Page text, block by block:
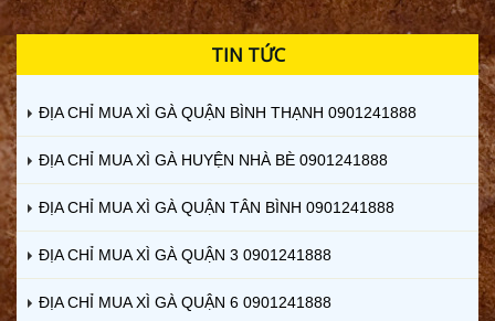
TIN TỨC
ĐỊA CHỈ MUA XÌ GÀ QUẬN BÌNH THẠNH 0901241888
ĐỊA CHỈ MUA XÌ GÀ HUYỆN NHÀ BÈ 0901241888
ĐỊA CHỈ MUA XÌ GÀ QUẬN TÂN BÌNH 0901241888
ĐỊA CHỈ MUA XÌ GÀ QUẬN 3 0901241888
ĐỊA CHỈ MUA XÌ GÀ QUẬN 6 0901241888